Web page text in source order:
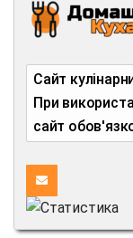
Сайт
При
сайт